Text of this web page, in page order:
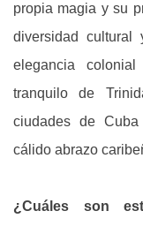
propia magia y su
diversidad cultural
elegancia
tranquilo de
ciudades de
cálido abrazo
¿Cuáles son